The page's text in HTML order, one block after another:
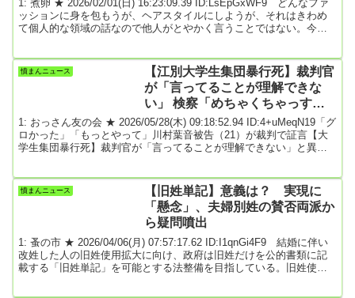
1: 煮卵 ★ 2026/02/01(日) 16:23:09.39 ID:LsEpGxWF9 どんなファ
ッションに身を包もうが、ヘアスタイルにしようが、それはきわめ
て個人的な領域の話なので他人がとやかく言うことではない。今は
困惑させることもある。ライターの宮添優氏が、中高年にも愛好者
が増えつつある男性（Man）のお団子（Bun）ヘア、マンバンヘアに
ついてレポートする。【写真】続...
憤まんニュース
【江別大学生集団暴行死】裁判官
が「言ってることが理解できな
い」 検察「めちゃくちゃっす
ね」と川村葉音被告に指摘
1: おっさん友の会 ★ 2026/05/28(木) 09:18:52.94 ID:4+uMeqN19「グ
ロかった」「もっとやって」川村葉音被告（21）が裁判で証言【大
学生集団暴行死】裁判官が「言ってることが理解できない」と異例
の裁判員裁判で、川村葉音被告（21）が、当時18歳の主犯格の男を
「キレさせたら、私も暴力を振るわれると思っていた」と裁判で証
言しました。川村葉音被告（2...
憤まんニュース
【旧姓単記】意義は？ 実現に
「懸念」、夫婦別姓の賛否両派か
ら疑問噴出
1: 蚤の市 ★ 2026/04/06(月) 07:57:17.62 ID:I1qnGi4F9 結婚に伴い
改姓した人の旧姓使用拡大に向け、政府は旧姓だけを公的書類に記
載する「旧姓単記」を可能とする法整備を目指している。旧姓使用